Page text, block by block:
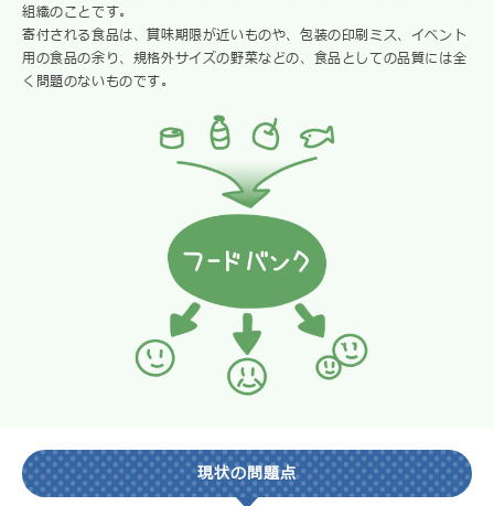
組織のことです。
寄付される食品は、賞味期限が近いものや、包装の印刷ミス、イベント
用の食品の余り、規格外サイズの野菜などの、食品としての品質には全
く問題のないものです。
現状の問題点